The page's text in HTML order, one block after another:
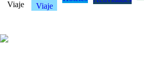
Viaje
Viaje